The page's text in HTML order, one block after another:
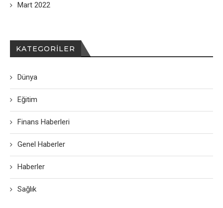
Mart 2022
KATEGORILER
Dünya
Eğitim
Finans Haberleri
Genel Haberler
Haberler
Sağlık